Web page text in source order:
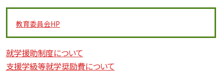
教育委員会HP
就学援助制度について
支援学級等就学奨励費について